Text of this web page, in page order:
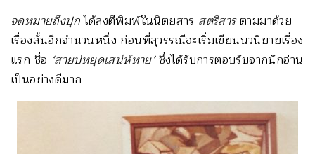
จดหมายถึงปุกได้ลงตีพิมพ์ในนิตยสาร สตรีสารตามมาด้วย
เรื่องสั้นอีกจำนวนหนึ่ง ก่อนที่สุวรรณีจะเริ่มเขียนนวนิยายเรื่อง
แรก ชื่อ ‘สายบ่หยุดเสน่ห์หาย’ซึ่งได้รับการตอบรับจากนักอ่าน
เป็นอย่างดีมาก